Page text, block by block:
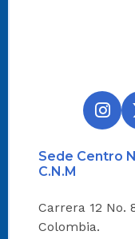
Sede Centro
C.N.M
Carrera 12 No.
Colombia.